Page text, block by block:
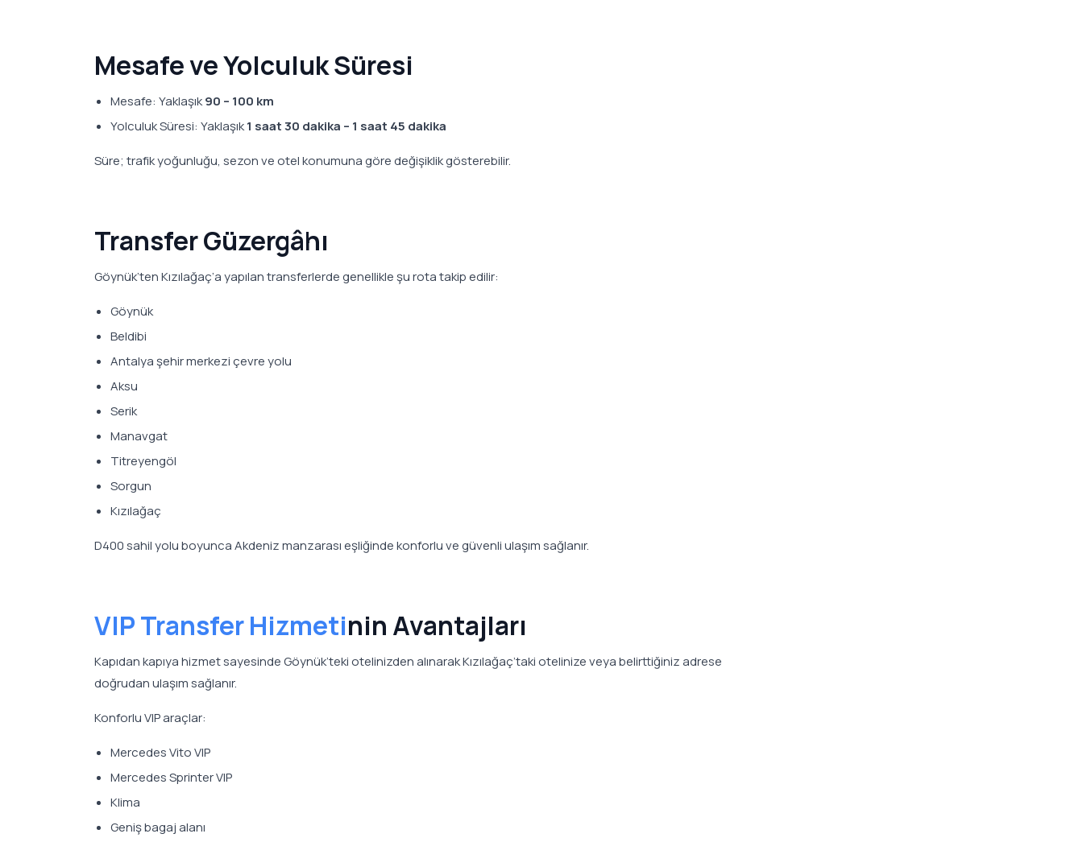
Mesafe ve Yolculuk Süresi
Mesafe: Yaklaşık90 – 100 km
Yolculuk Süresi: Yaklaşık1 saat 30 dakika – 1 saat 45 dakika
Süre; trafik yoğunluğu, sezon ve otel konumuna göre değişiklik gösterebilir.
Transfer Güzergâhı
Göynük’ten Kızılağaç’a yapılan transferlerde genellikle şu rota takip edilir:
Göynük
Beldibi
Antalya şehir merkezi çevre yolu
Aksu
Serik
Manavgat
Titreyengöl
Sorgun
Kızılağaç
D400 sahil yolu boyunca Akdeniz manzarası eşliğinde konforlu ve güvenli ulaşım sağlanır.
VIP Transfer Hizmetinin Avantajları
Kapıdan kapıya hizmet sayesinde Göynük’teki otelinizden alınarak Kızılağaç’taki otelinize veya belirttiğiniz adrese
doğrudan ulaşım sağlanır.
Konforlu VIP araçlar:
Mercedes Vito VIP
Mercedes Sprinter VIP
Klima
Geniş bagaj alanı